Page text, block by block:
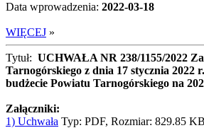
Data wprowadzenia: 2022-03-18
WIĘCEJ »
Tytuł: UCHWAŁA NR 238/1155/2022
Tarnogórskiego z dnia 17 stycznia 2022
budżecie Powiatu Tarnogórskiego na
Załączniki:
1) Uchwała Typ: PDF, Rozmiar: 829.85 KB